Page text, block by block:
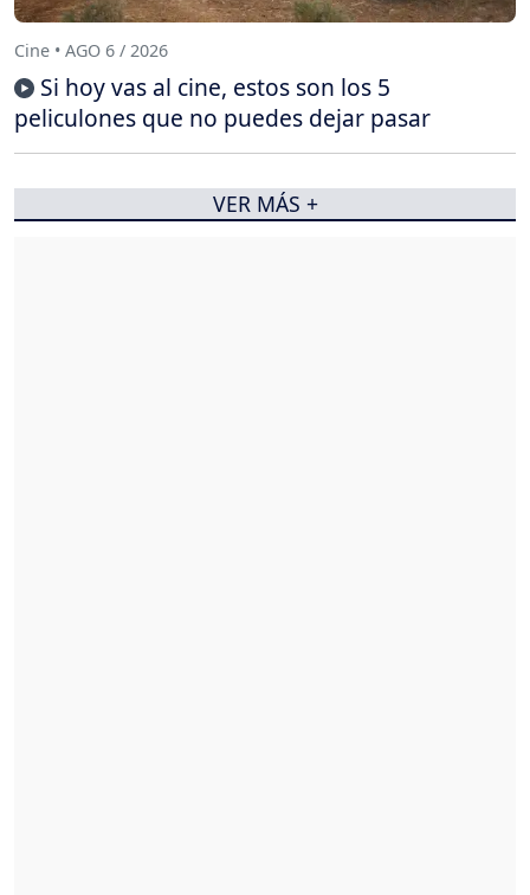
Cine • AGO 6 / 2026
Si hoy vas al cine, estos son los 5
peliculones que no puedes dejar pasar
VER MÁS +